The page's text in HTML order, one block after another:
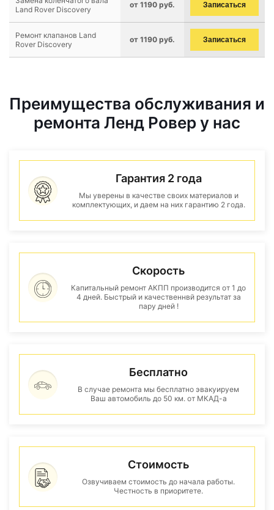
Land Rover Discovery
от 1190 руб. Записаться
Ремонт клапанов Land
Rover Discovery
от 1190 руб. Записаться
Преимущества обслуживания и
ремонта Ленд Ровер у нас
Гарантия 2 года
Мы уверены в качестве своих материалов и
комплектующих, и даем на них гарантию 2 года.
Скорость
Капитальный ремонт АКПП производится от 1 до
4 дней. Быстрый и качественнвй результат за
пару дней !
Бесплатно
В случае ремонта мы бесплатно эвакуируем
Ваш автомобиль до 50 км. от МКАД-а
Стоимость
Озвучиваем стоимость до начала работы.
Честность в приоритете.